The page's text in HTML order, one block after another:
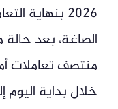
2026 بنهاية
الصاغة، بعد حالة